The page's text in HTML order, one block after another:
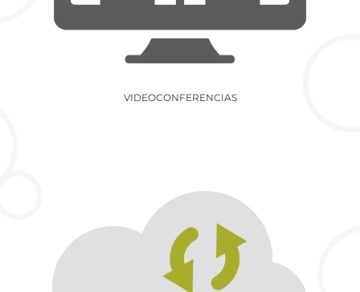
VIDEOCONFERENCIAS